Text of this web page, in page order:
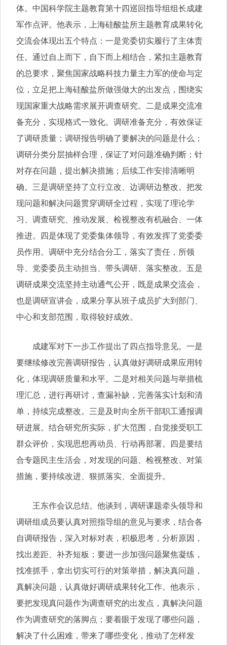
体。 中国科学院主题教育第十四巡回指导组组长成建
军作点评。他表示，上海硅酸盐所主题教育成果转化
交流会体现出五个特点：一是党委切实履行了主体责
任。通过自上而下，自下而上相结合，紧扣主题教育
的总要求，聚焦国家战略科技力量主力军的使命与定
位，立足把上海硅酸盐所做强做大的出发点，围绕实
现国家重大战略需求展开调查研究。二是成果交流准
备充分，实现格式一致化。调研准备充分，有效保证
了调研质量；调研报告明确了要解决的问题是什么；
调研分类分层抽样合理，保证了对问题准确判断；针
对存在问题，提出解决措施；后续工作安排清晰明
确。三是调研坚持了立行立改、边调研边整改。把发
现问题和解决问题贯穿调研全过程，实现了理论学
习、调查研究、推动发展、检视整改有机融合、一体
推进。四是体现了党委集体领导，有效发挥了党委委
员作用。调研中充分结合分工，落实了责任，所领
导、党委委员主动担当、带头调研、落实整改。五是
调研成果交流坚持主动通气公开，既是成果交流会，
也是调研宣讲会，成果分享从班子成员扩大到部门、
中心和支部范围，取得较好成效。
成建军对下一步工作提出了四点指导意见。一是
要继续修改完善调研报告，认真做好调研成果应用转
化，体现调研质量和水平。二是对相关问题与举措梳
理汇总，进行再研讨，查漏补缺，完善落实计划和清
单，持续完成整改。三是及时向全所干部职工通报调
研进展。结合研究所实际，扩大范围，自觉接受职工
群众评价，实现思想再动员、行动再部署。四是要结
合专题民主生活会，对发现的问题、检视整改、对策
措施，要持续改进、狠抓落实、全面提升。
王东作会议总结。他谈到，调研课题牵头领导和
调研组成员要认真对照指导组的意见与要求，结合各
自调研报告，深入对标对表，积极思考，分析原因，
找出差距、补齐短板；要进一步加强问题聚焦凝练，
找准抓手，拿出切实可行的对策举措，解决真问题，
真解决问题，认真做好调研成果转化工作。他表示，
要把发现真问题作为调查研究的出发点，真解决问题
作为调查研究的落脚点；要着眼于发现了哪些问题，
解决了什么困难，带来了哪些变化，推动了怎样发